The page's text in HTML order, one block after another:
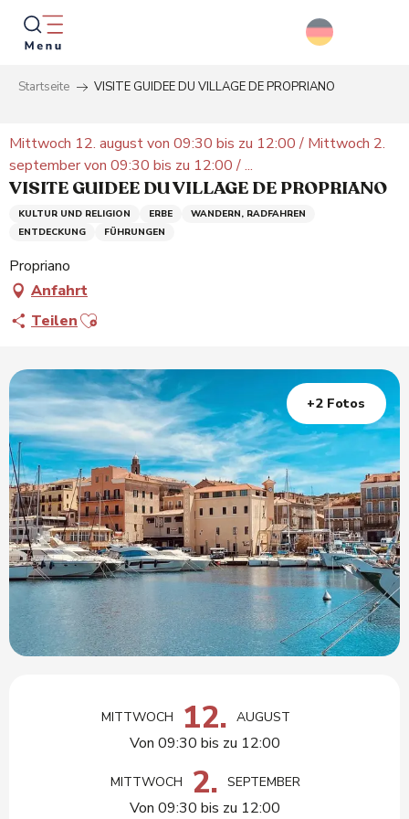
Aller
contenu
principal
Startseite VISITE GUIDEE DU VILLAGE DE PROPRIANO
Mittwoch 12. august von 09:30 bis zu 12:00 / Mittwoch 2.
september von 09:30 bis zu 12:00 / ...
VISITE GUIDEE DU VILLAGE DE PROPRIANO
KULTUR UND RELIGION ERBE
WANDERN, RADFAHREN
ENTDECKUNG
FÜHRUNGEN
Propriano
Anfahrt
TeilenAjouter aux favoris
+2 Fotos
MITTWOCH 12. AUGUST
Von 09:30 bis zu 12:00
MITTWOCH 2. SEPTEMBER
Von 09:30 bis zu 12:00